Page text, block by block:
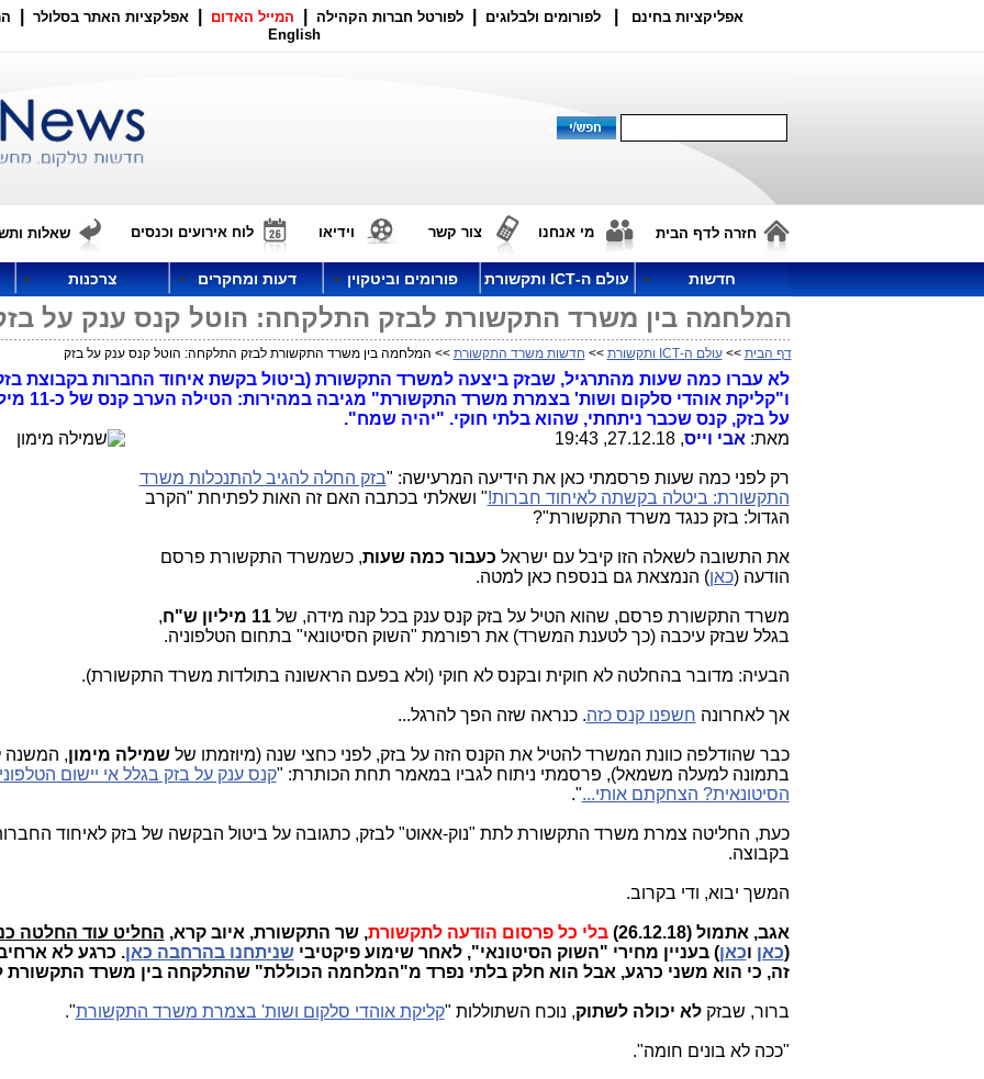
אפליקציות בחינם לפורומים ולבלוגים לפורטל חברות הקהילה המייל האדום אפלקציות האתר בסלולר
English
חזרה לדף הבית מי אנחנו צור קשר וידיאו לוח אירועים וכנסים שאלות
חדשות עולם ה-ICT ותקשורת פורומים וביטקוין דעות ומחקרים צרכנות
המלחמה בין משרד התקשורת לבזק התלקחה: הוטל קנס ענק על
דף הבית >>עולם ה-ICT ותקשורת >> חדשות משרד התקשורת >> המלחמה בין משרד התקשורת לבזק התלקחה: הוטל קנס ענק על בזק
לא עברו כמה שעות מהתרגיל, שבזק ביצעה למשרד התקשורת (ביטול בקשת איחוד החברות בקבוצת
ו"קליקת אוהדי סלקום
על בזק, קנס שכבר ניתחתי, שהוא בלתי חוקי. "יהיה שמח".
מאת: אבי וייס, 27.12.18, 19:43
רק לפני כמה שעות פרסמתי כאן את הידיעה המרעישה: "בזק החלה להגיב להתנכלות משרד
התקשורת: ביטלה בקשתה לאיחוד חברות!" ושאלתי בכתבה האם זה האות לפתיחת "הקרב
הגדול: בזק כנגד משרד התקשורת"?
את התשובה לשאלה הזו קיבל עם ישראל כעבור כמה שעות, כשמשרד התקשורת פרסם
הודעה (כאן) הנמצאת גם בנספח כאן למטה.
משרד התקשורת פרסם, שהוא הטיל על בזק קנס ענק בכל קנה מידה, של11 מיליון ש"ח
,
בגלל שבזק עיכבה (כך לטענת המשרד) את רפורמת "השוק הסיטונאי" בתחום הטלפוניה.
הבעיה: מדובר בהחלטה לא חוקית ובקנס לא חוקי (ולא בפעם הראשונה בתולדות משרד התקשורת).
אך לאחרונה חשפנו קנס כזה. כנראה שזה הפך להרגל...
כבר שהודלפה כוונת המשרד להטיל את הקנס הזה על בזק, לפני כחצי שנה (מיוזמתו שלשמילה מימון, המשנה
בתמונה למעלה משמאל), פרסמתי ניתוח לגביו במאמר תחת הכותרת: "קנס ענק על בזק בגלל אי יישום
הסיטונאית? הצחקתם אותי...".
כעת, החליטה צמרת משרד התקשורת לתת "נוק-אאוט" לבזק, כתגובה על ביטול הבקשה של בזק לאיחוד
בקבוצה.
המשך יבוא, ודי בקרוב.
אגב, אתמול (26.12.18) בלי כל פרסום הודעה לתקשורת, שר התקשורת, איוב קרא, החליט עוד החלטה
(כאן וכאן) בעניין מחירי "השוק הסיטונאי", לאחר שימוע פיקטיבישניתחנו בהרחבה כאן. כרגע לא ארחיב
זה, כי הוא משני כרגע, אבל הוא חלק בלתי נפרד מ"המלחמה הכוללת" שהתלקחה בין משרד התקשורת
ברור, שבזקלא יכולה לשתוק, נוכח השתוללות "קליקת אוהדי סלקום ושות' בצמרת משרד התקשורת".
"ככה לא בונים חומה".